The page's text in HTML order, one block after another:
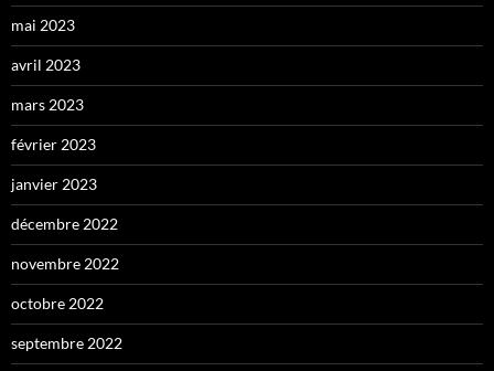
mai 2023
avril 2023
mars 2023
février 2023
janvier 2023
décembre 2022
novembre 2022
octobre 2022
septembre 2022